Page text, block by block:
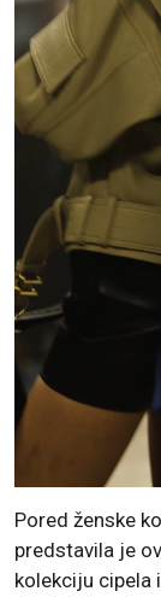
Pored ženske
predstavila je
kolekciju cipela